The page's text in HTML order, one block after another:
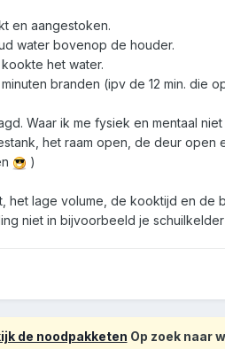
en aangestoken.
water bovenop de houder.
het water.
branden (ipv de 12 min. die
Waar ik me fysiek en mentaal
het raam open, de deur
)
het lage volume, de kooktijd en de
niet in bijvoorbeeld je
de noodpakketen Op zoek naar